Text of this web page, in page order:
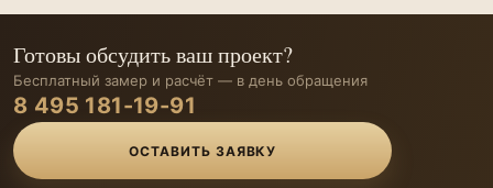
Готовы обсудить ваш проект?
Бесплатный замер и расчёт — в день обращения
8 495 181-19-91
ОСТАВИТЬ ЗАЯВКУ